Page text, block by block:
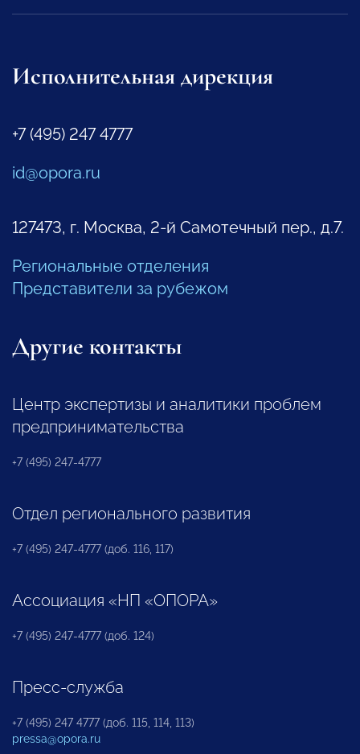
Исполнительная дирекция
+7 (495) 247 4777
id@opora.ru
127473, г. Москва, 2-й Самотечный пер., д.7.
Региональные отделения
Представители за рубежом
Другие контакты
Центр экспертизы и аналитики проблем
предпринимательства
+7 (495) 247-4777
Отдел регионального развития
+7 (495) 247-4777 (доб. 116, 117)
Ассоциация «НП «ОПОРА»
+7 (495) 247-4777 (доб. 124)
Пресс-служба
+7 (495) 247 4777 (доб. 115, 114, 113)
pressa@opora.ru